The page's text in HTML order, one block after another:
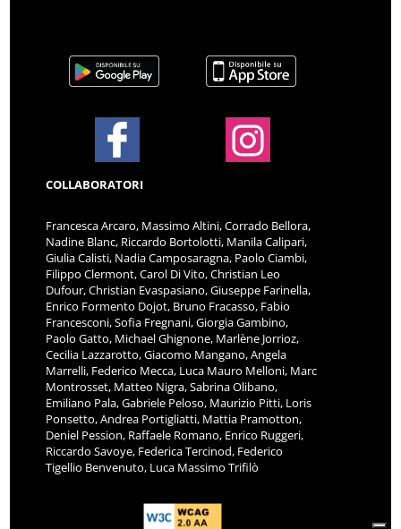
COLLABORATORI
Francesca Arcaro, Massimo Altini, Corrado Bellora,
Nadine Blanc, Riccardo Bortolotti, Manila Calipari,
Giulia Calisti, Nadia Camposaragna, Paolo Ciambi,
Filippo Clermont, Carol Di Vito, Christian Leo
Dufour, Christian Evaspasiano, Giuseppe Farinella,
Enrico Formento Dojot, Bruno Fracasso, Fabio
Francesconi, Sofia Fregnani, Giorgia Gambino,
Paolo Gatto, Michael Ghignone, Marlène Jorrioz,
Cecilia Lazzarotto, Giacomo Mangano, Angela
Marrelli, Federico Mecca, Luca Mauro Melloni, Marc
Montrosset, Matteo Nigra, Sabrina Olibano,
Emiliano Pala, Gabriele Peloso, Maurizio Pitti, Loris
Ponsetto, Andrea Portigliatti, Mattia Pramotton,
Deniel Pession, Raffaele Romano, Enrico Ruggeri,
Riccardo Savoye, Federica Tercinod, Federico
Tigellio Benvenuto, Luca Massimo Trifilò